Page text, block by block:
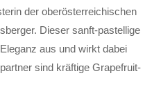
der oberösterreichischen
Dieser sanft-pastellige
aus und wirkt dabei
sind kräftige Grapefruit-